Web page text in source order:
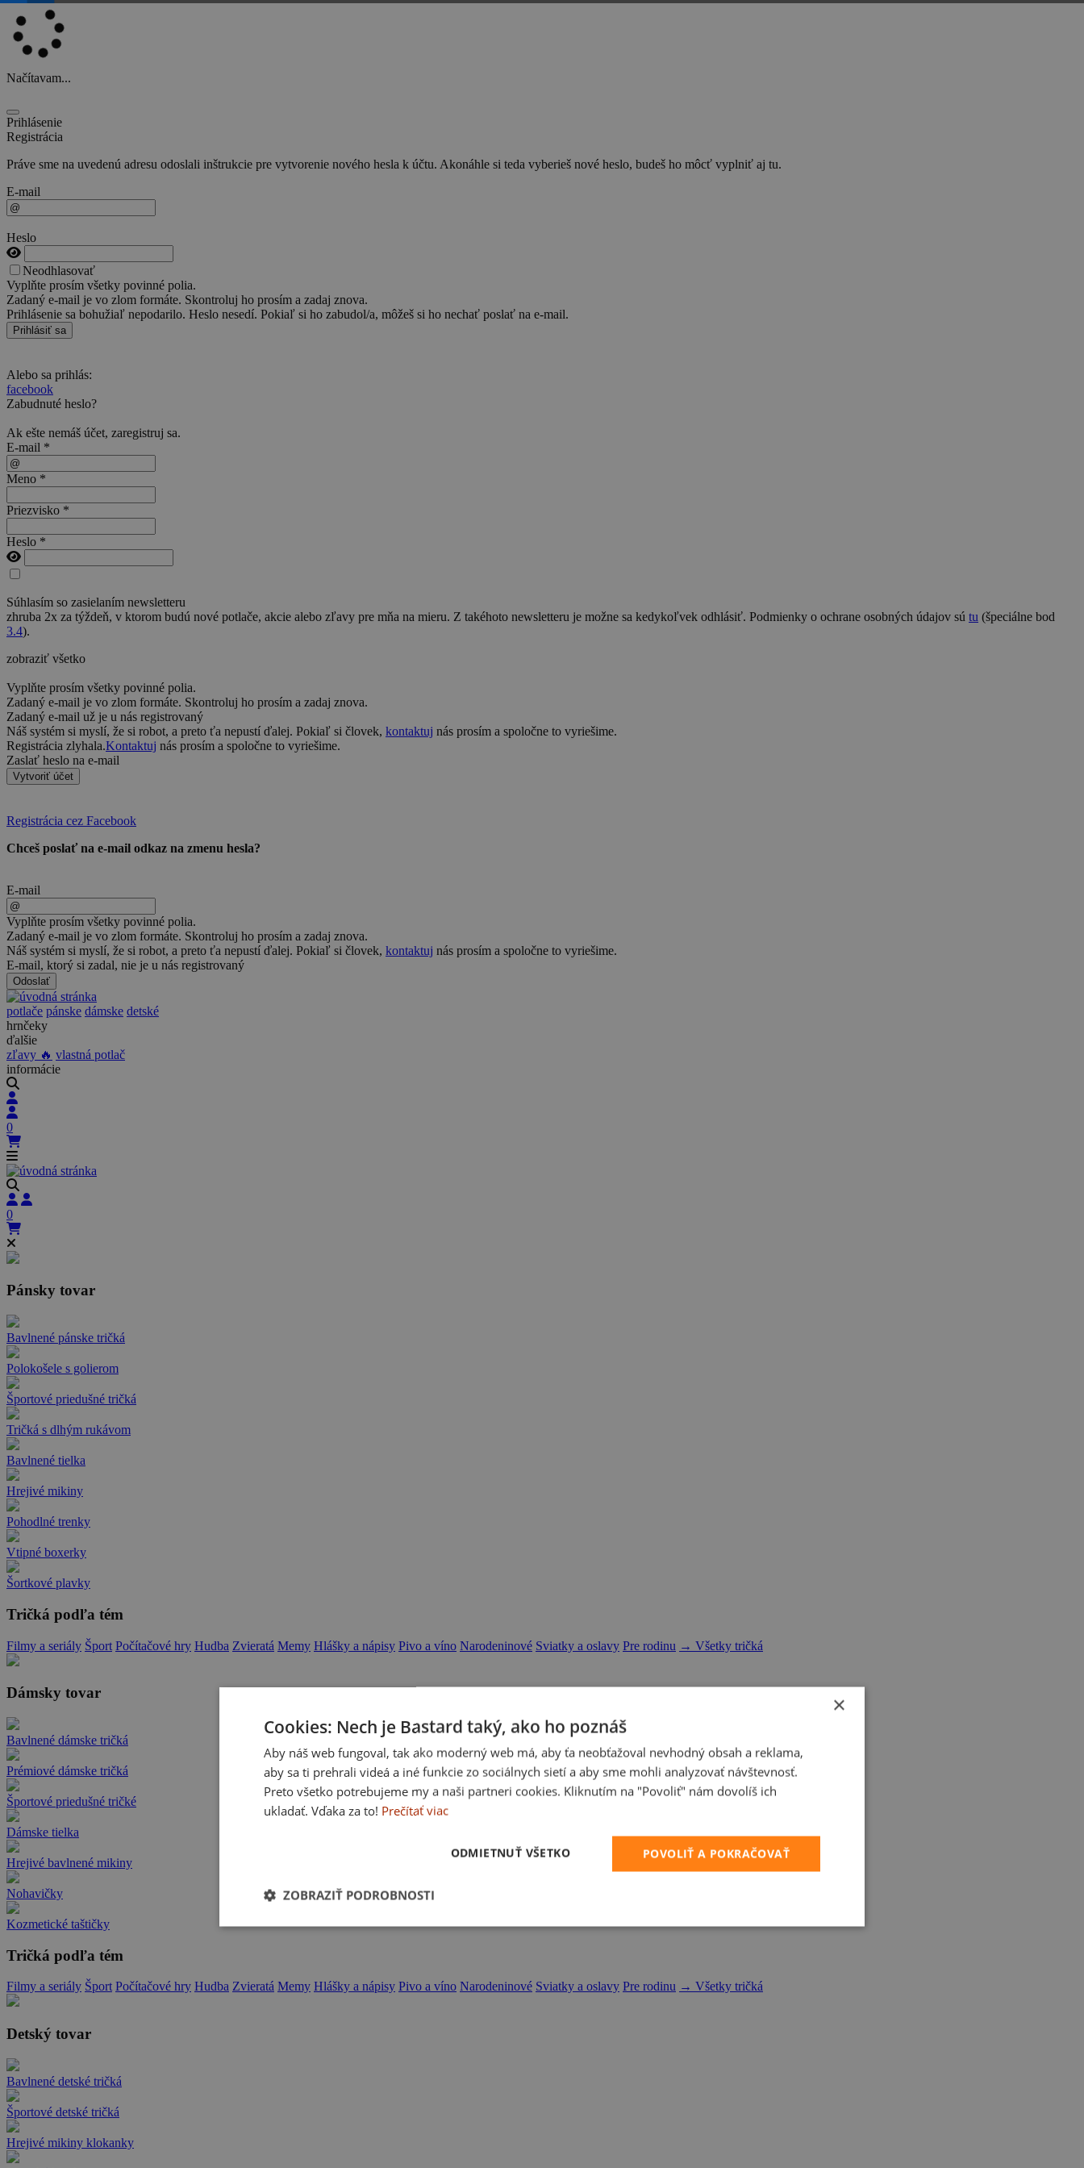
Načítavam...
Prihlásenie
Registrácia
Práve sme na uvedenú adresu odoslali inštrukcie pre vytvorenie nového hesla k účtu. Akonáhle si teda vyberieš nové heslo, budeš ho môcť vyplniť aj tu.
E-mail
Heslo
Neodhlasovať
Vyplňte prosím všetky povinné polia.
Zadaný e-mail je vo zlom formáte. Skontroluj ho prosím a zadaj znova.
Prihlásenie sa bohužiaľ nepodarilo. Heslo nesedí. Pokiaľ si ho zabudol/a, môžeš si ho nechať poslať na e-mail.
Prihlásiť sa
Alebo sa prihlás:
facebook
Zabudnuté heslo?
Ak ešte nemáš účet, zaregistruj sa.
E-mail *
Meno *
Priezvisko *
Heslo *
Súhlasím so zasielaním newsletteru
zhruba 2x za týždeň, v ktorom budú nové potlače, akcie alebo zľavy pre mňa na mieru. Z takéhoto newsletteru je možne sa kedykoľvek odhlásiť. Podmienky o ochrane osobných údajov sú tu (špeciálne bod
3.4).
zobraziť všetko
Vyplňte prosím všetky povinné polia.
Zadaný e-mail je vo zlom formáte. Skontroluj ho prosím a zadaj znova.
Zadaný e-mail už je u nás registrovaný
Náš systém si myslí, že si robot, a preto ťa nepustí ďalej. Pokiaľ si človek, kontaktuj nás prosím a spoločne to vyriešime.
Registrácia zlyhala.Kontaktuj nás prosím a spoločne to vyriešime.
Zaslať heslo na e-mail
Vytvoriť účet
Registrácia cez Facebook
Chceš poslať na e-mail odkaz na zmenu hesla?
E-mail
Vyplňte prosím všetky povinné polia.
Zadaný e-mail je vo zlom formáte. Skontroluj ho prosím a zadaj znova.
Náš systém si myslí, že si robot, a preto ťa nepustí ďalej. Pokiaľ si človek, kontaktuj nás prosím a spoločne to vyriešime.
E-mail, ktorý si zadal, nie je u nás registrovaný
Odoslať
potlače pánske dámske detské
hrnčeky
ďalšie
zľavy 🔥 vlastná potlač
informácie
0
0
Pánsky tovar
Bavlnené pánske tričká
Polokošele s golierom
Športové priedušné tričká
Tričká s dlhým rukávom
Bavlnené tielka
Hrejivé mikiny
Pohodlné trenky
Vtipné boxerky
Šortkové plavky
Tričká podľa tém
Filmy a seriály Šport Počítačové hry Hudba Zvieratá Memy Hlášky a nápisy Pivo a víno Narodeninové Sviatky a oslavy Pre rodinu → Všetky tričká
Dámsky tovar
Bavlnené dámske tričká
Prémiové dámske tričká
Športové priedušné tričké
Dámske tielka
Hrejivé bavlnené mikiny
Nohavičky
Kozmetické taštičky
Tričká podľa tém
Filmy a seriály Šport Počítačové hry Hudba Zvieratá Memy Hlášky a nápisy Pivo a víno Narodeninové Sviatky a oslavy Pre rodinu → Všetky tričká
Detský tovar
Bavlnené detské tričká
Športové detské tričká
Hrejivé mikiny klokanky
×
Cookies: Nech je Bastard taký, ako ho poznáš
Aby náš web fungoval, tak ako moderný web má, aby ťa neobťažoval nevhodný obsah a reklama,
aby sa ti prehrali videá a iné funkcie zo sociálnych sietí a aby sme mohli analyzovať návštevnosť.
Preto všetko potrebujeme my a naši partneri cookies. Kliknutím na "Povoliť" nám dovolíš ich
ukladať. Vďaka za to! Prečítať viac
POVOLIŤ A POKRAČOVAŤ
ODMIETNUŤ VŠETKO
ZOBRAZIŤ PODROBNOSTI